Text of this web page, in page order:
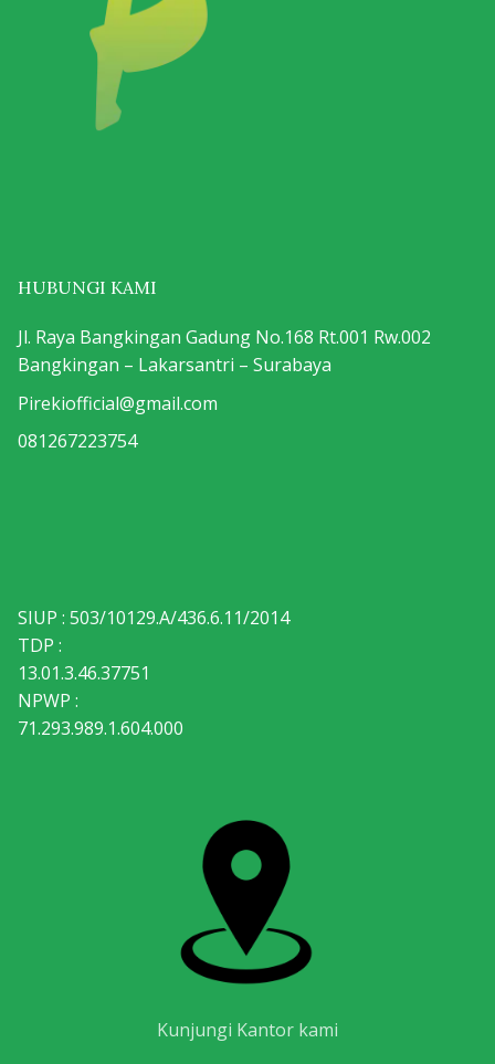
HUBUNGI KAMI
Jl. Raya Bangkingan Gadung No.168 Rt.001 Rw.002
Bangkingan – Lakarsantri – Surabaya
Pirekiofficial@gmail.com
081267223754
SIUP : 503/10129.A/436.6.11/2014
TDP :
13.01.3.46.37751
NPWP :
71.293.989.1.604.000
Kunjungi Kantor kami